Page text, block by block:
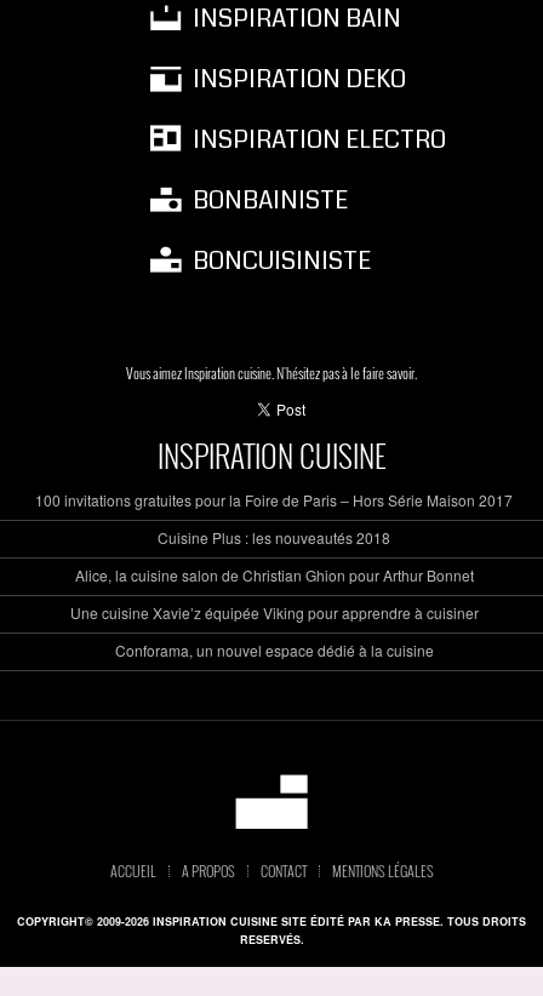
INSPIRATION BAIN
INSPIRATION DEKO
INSPIRATION ELECTRO
BONBAINISTE
BONCUISINISTE
Vous aimez Inspiration cuisine. N'hésitez pas à le faire savoir.
INSPIRATION CUISINE
100 invitations gratuites pour la Foire de Paris – Hors Série Maison 2017
Cuisine Plus : les nouveautés 2018
Alice, la cuisine salon de Christian Ghion pour Arthur Bonnet
Une cuisine Xavie’z équipée Viking pour apprendre à cuisiner
Conforama, un nouvel espace dédié à la cuisine
ACCUEIL A PROPOS CONTACT MENTIONS LÉGALES
COPYRIGHT© 2009-2026 INSPIRATION CUISINE SITE ÉDITÉ PAR KA PRESSE. TOUS DROITS
RESERVÉS.